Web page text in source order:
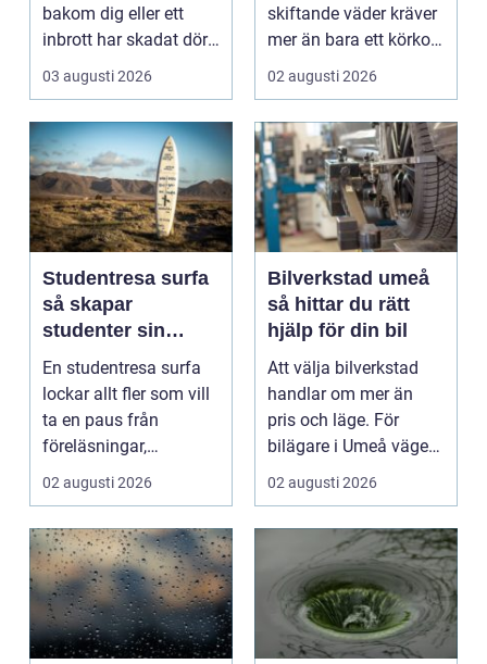
bakom dig eller ett
inbrott har skadat dörr
och karm,...
03 augusti 2026
skiftande väder kräver
mer än bara ett körkort
och en pålitlig bil. ...
02 augusti 2026
Studentresa surfa
så skapar
studenter sin
ultimata paus från
plugget
En studentresa surfa
lockar allt fler som vill
ta en paus från
föreläsningar,
tentaplugg och sena
02 augusti 2026
Bilverkstad umeå
så hittar du rätt
hjälp för din bil
Att välja bilverkstad
handlar om mer än
pris och läge. För
bilägare i Umeå väger
trygghet, tillgängl...
02 augusti 2026